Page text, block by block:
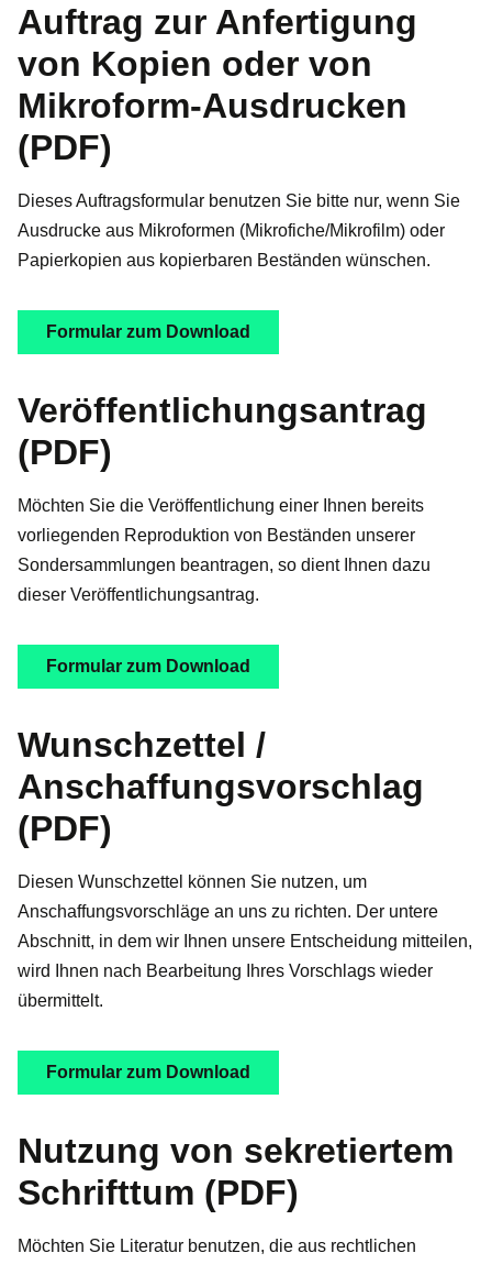
Auftrag zur Anfertigung
von Kopien oder von
Mikroform-Ausdrucken
(PDF)
Dieses Auftragsformular benutzen Sie bitte nur, wenn Sie
Ausdrucke aus Mikroformen (Mikrofiche/Mikrofilm) oder
Papierkopien aus kopierbaren Beständen wünschen.
Formular zum Download
Veröffentlichungsantrag
(PDF)
Möchten Sie die Veröffentlichung einer Ihnen bereits
vorliegenden Reproduktion von Beständen unserer
Sondersammlungen beantragen, so dient Ihnen dazu
dieser Veröffentlichungsantrag.
Formular zum Download
Wunschzettel /
Anschaffungsvorschlag
(PDF)
Diesen Wunschzettel können Sie nutzen, um
Anschaffungsvorschläge an uns zu richten. Der untere
Abschnitt, in dem wir Ihnen unsere Entscheidung mitteilen,
wird Ihnen nach Bearbeitung Ihres Vorschlags wieder
übermittelt.
Formular zum Download
Nutzung von sekretiertem
Schrifttum (PDF)
Möchten Sie Literatur benutzen, die aus rechtlichen